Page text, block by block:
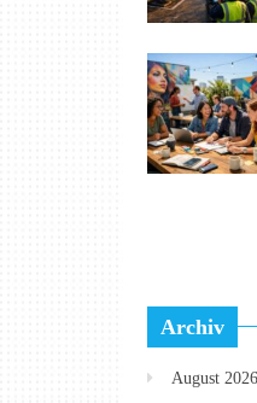
Archiv
August 2026